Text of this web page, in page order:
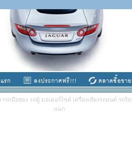
ถมือสอง รถตู้ มอเตอร์ไซต์ เครื่องเสียงรถยนต์ รถร้
แมก